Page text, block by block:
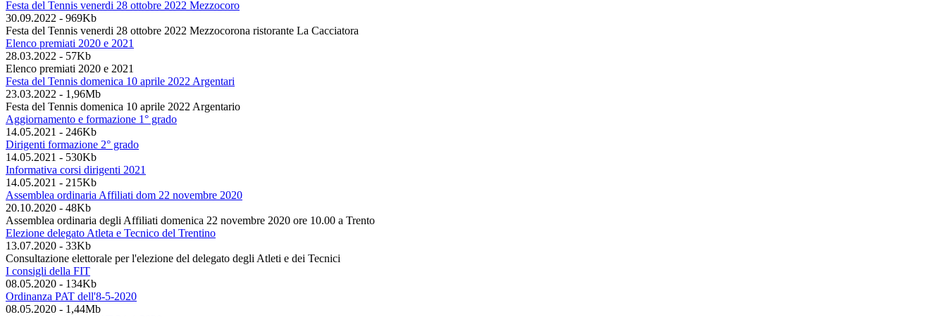
Festa del Tennis venerdi 28 ottobre 2022 Mezzocoro
30.09.2022 - 969Kb
Festa del Tennis venerdi 28 ottobre 2022 Mezzocorona ristorante La Cacciatora
Elenco premiati 2020 e 2021
28.03.2022 - 57Kb
Elenco premiati 2020 e 2021
Festa del Tennis domenica 10 aprile 2022 Argentari
23.03.2022 - 1,96Mb
Festa del Tennis domenica 10 aprile 2022 Argentario
Aggiornamento e formazione 1° grado
14.05.2021 - 246Kb
Dirigenti formazione 2° grado
14.05.2021 - 530Kb
Informativa corsi dirigenti 2021
14.05.2021 - 215Kb
Assemblea ordinaria Affiliati dom 22 novembre 2020
20.10.2020 - 48Kb
Assemblea ordinaria degli Affiliati domenica 22 novembre 2020 ore 10.00 a Trento
Elezione delegato Atleta e Tecnico del Trentino
13.07.2020 - 33Kb
Consultazione elettorale per l'elezione del delegato degli Atleti e dei Tecnici
I consigli della FIT
08.05.2020 - 134Kb
Ordinanza PAT dell'8-5-2020
08.05.2020 - 1,44Mb